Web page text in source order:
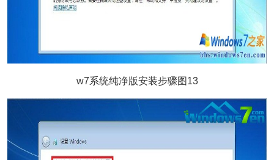
w7系统纯净版安装步骤图13